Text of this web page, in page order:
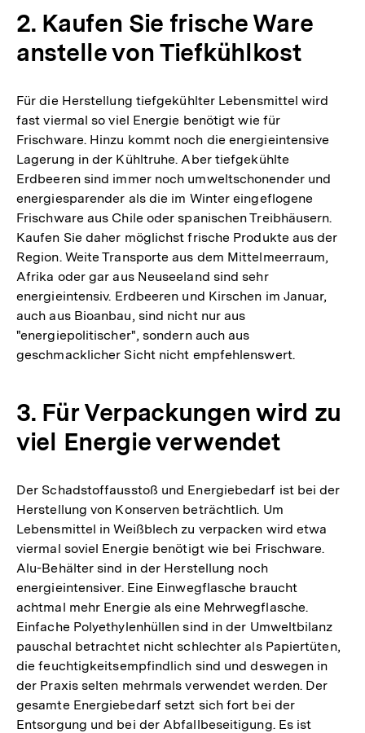
2. Kaufen Sie frische Ware
anstelle von Tiefkühlkost
Für die Herstellung tiefgekühlter Lebensmittel wird
fast viermal so viel Energie benötigt wie für
Frischware. Hinzu kommt noch die energieintensive
Lagerung in der Kühltruhe. Aber tiefgekühlte
Erdbeeren sind immer noch umweltschonender und
energiesparender als die im Winter eingeflogene
Frischware aus Chile oder spanischen Treibhäusern.
Kaufen Sie daher möglichst frische Produkte aus der
Region. Weite Transporte aus dem Mittelmeerraum,
Afrika oder gar aus Neuseeland sind sehr
energieintensiv. Erdbeeren und Kirschen im Januar,
auch aus Bioanbau, sind nicht nur aus
"energiepolitischer", sondern auch aus
geschmacklicher Sicht nicht empfehlenswert.
3. Für Verpackungen wird zu
viel Energie verwendet
Der Schadstoffausstoß und Energiebedarf ist bei der
Herstellung von Konserven beträchtlich. Um
Lebensmittel in Weißblech zu verpacken wird etwa
viermal soviel Energie benötigt wie bei Frischware.
Alu-Behälter sind in der Herstellung noch
energieintensiver. Eine Einwegflasche braucht
achtmal mehr Energie als eine Mehrwegflasche.
Einfache Polyethylenhüllen sind in der Umweltbilanz
pauschal betrachtet nicht schlechter als Papiertüten,
die feuchtigkeitsempfindlich sind und deswegen in
der Praxis selten mehrmals verwendet werden. Der
gesamte Energiebedarf setzt sich fort bei der
Entsorgung und bei der Abfallbeseitigung. Es ist